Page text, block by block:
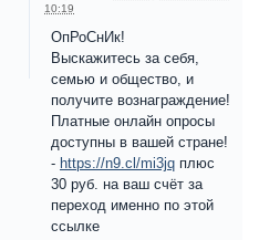
Отправлено
10:19
ОпРоСнИк!
Выскажитесь за себя,
семью и общество, и
получите вознаграждение!
Платные онлайн опросы
доступны в вашей стране!
-https://n9.cl/mi3jqплюс
30 руб. на ваш счёт за
переход именно по этой